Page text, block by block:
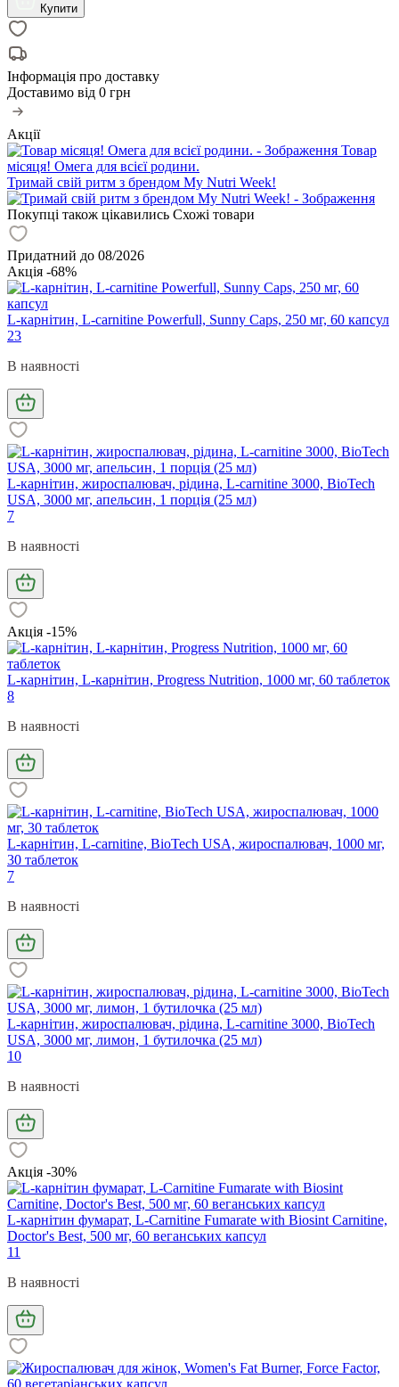
Купити
Інформація про доставку
Доставимо від 0 грн
Акції
Товар
місяця! Омега для всієї родини.
Тримай свій ритм з брендом My Nutri Week!
Покупці також цікавились Схожі товари
Придатний до 08/2026
Акція -68%
L-карнітин, L-carnitine Powerfull, Sunny Caps, 250 мг, 60 капсул
23
В наявності
L-карнітин, жироспалювач, рідина, L-carnitine 3000, BioTech
USA, 3000 мг, апельсин, 1 порція (25 мл)
7
В наявності
Акція -15%
L-карнітин, L-карнітин, Progress Nutrition, 1000 мг, 60 таблеток
8
В наявності
L-карнітин, L-carnitine, BioTech USA, жироспалювач, 1000 мг,
30 таблеток
7
В наявності
L-карнітин, жироспалювач, рідина, L-carnitine 3000, BioTech
USA, 3000 мг, лимон, 1 бутилочка (25 мл)
10
В наявності
Акція -30%
L-карнітин фумарат, L-Carnitine Fumarate with Biosint Carnitine,
Doctor's Best, 500 мг, 60 веганських капсул
11
В наявності